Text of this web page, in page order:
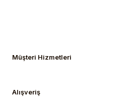
Müşteri Hizmetleri
Alışveriş